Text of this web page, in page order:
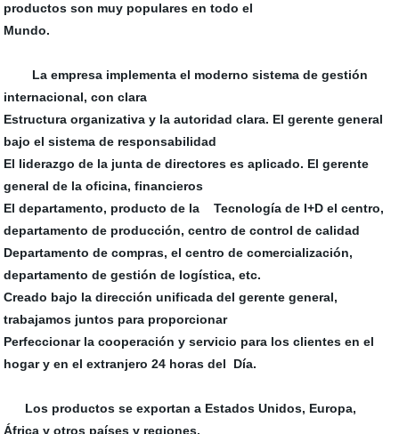
productos son muy populares en todo el
Mundo.
La empresa implementa el moderno sistema de gestión
internacional, con clara
Estructura organizativa y la autoridad clara. El gerente general
bajo el sistema de responsabilidad
El liderazgo de la junta de directores es aplicado. El gerente
general de la oficina, financieros
El departamento, producto de la Tecnología de I+D el centro,
departamento de producción, centro de control de calidad
Departamento de compras, el centro de comercialización,
departamento de gestión de logística, etc.
Creado bajo la dirección unificada del gerente general,
trabajamos juntos para proporcionar
Perfeccionar la cooperación y servicio para los clientes en el
hogar y en el extranjero 24 horas del Día.
Los productos se exportan a Estados Unidos, Europa,
África y otros países y regiones.